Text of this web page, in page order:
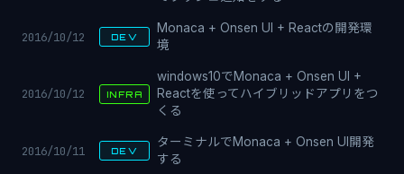
2016/10/12 DEV
Monaca + Onsen UI + Reactの開発環
境
2016/10/12 INFRA
windows10でMonaca + Onsen UI +
Reactを使ってハイブリッドアプリをつ
くる
2016/10/11 DEV
ターミナルでMonaca + Onsen UI開発
する